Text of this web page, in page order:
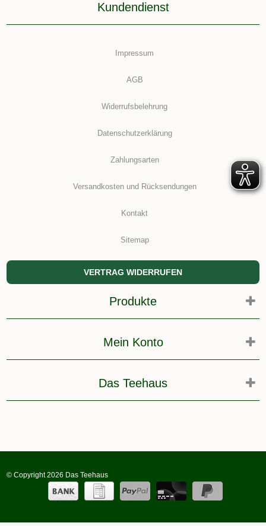
Kundendienst
Impressum
AGB
Widerrufsbelehrung
Datenschutzerklärung
Zahlungsarten
Versandkosten und Rücksendungen
Kontakt
Sitemap
VERTRAG WIDERRUFEN
Produkte
Mein Konto
Das Teehaus
© Copyright 2026 Das Teehaus